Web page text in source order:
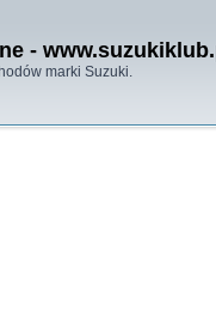
-
marki Suzuki.